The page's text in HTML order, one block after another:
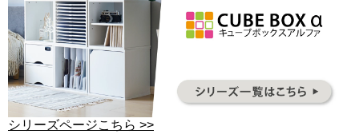
シリーズページこちら >>